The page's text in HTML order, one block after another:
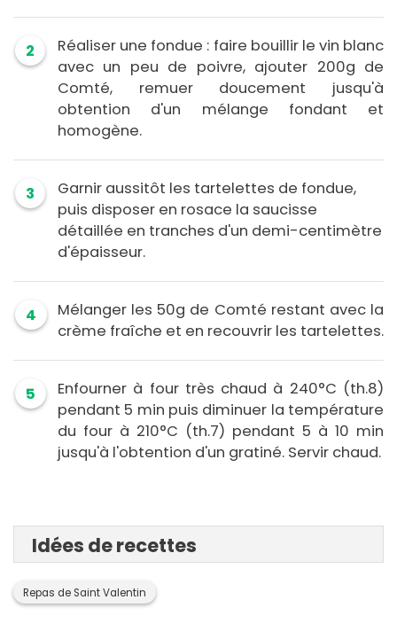
2
Réaliser une fondue : faire bouillir le vin blanc
avec un peu de poivre, ajouter 200g de
Comté, remuer doucement jusqu'à
obtention d'un mélange fondant et
homogène.
3
Garnir aussitôt les tartelettes de fondue,
puis disposer en rosace la saucisse
détaillée en tranches d'un demi-centimètre
d'épaisseur.
4
Mélanger les 50g de Comté restant avec la
crème fraîche et en recouvrir les tartelettes.
5
Enfourner à four très chaud à 240°C (th.8)
pendant 5 min puis diminuer la température
du four à 210°C (th.7) pendant 5 à 10 min
jusqu'à l'obtention d'un gratiné. Servir chaud.
Idées de recettes
Repas de Saint Valentin